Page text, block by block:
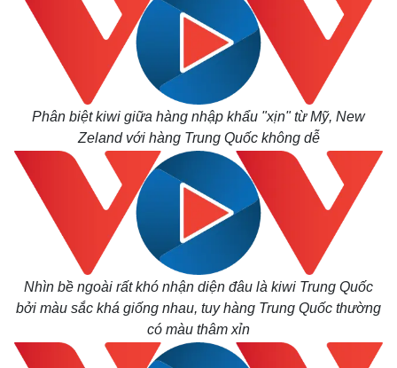
Phân biệt kiwi giữa hàng nhập khẩu "xịn" từ Mỹ, New
Zeland với hàng Trung Quốc không dễ
Nhìn bề ngoài rất khó nhận diện đâu là kiwi Trung Quốc
bởi màu sắc khá giống nhau, tuy hàng Trung Quốc thường
có màu thâm xỉn